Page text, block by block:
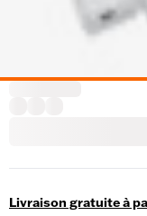
Livraison gratuite à